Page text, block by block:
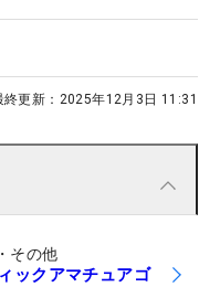
更新： 2025年12月3日 11:31
その他
ックアマチュアゴ